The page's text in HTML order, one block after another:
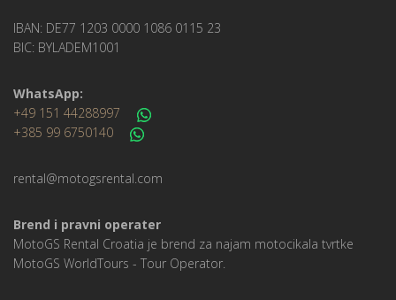
IBAN: DE77 1203 0000 1086 0115 23
BIC: BYLADEM1001
WhatsApp:
+49 151 44288997
+385 99 6750140
rental@motogsrental.com
Brend i pravni operater
MotoGS Rental Croatia je brend za najam motocikala tvrtke
MotoGS WorldTours - Tour Operator.